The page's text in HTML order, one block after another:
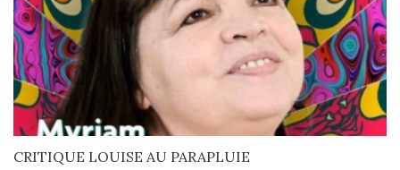
CRITIQUE LOUISE AU PARAPLUIE